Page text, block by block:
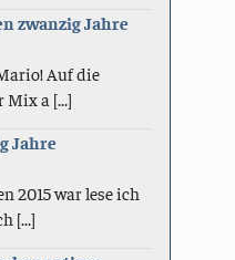
zwanzig Jahre
Auf die
Mix a [...]
Jahre
2015 war lese ich
[...]